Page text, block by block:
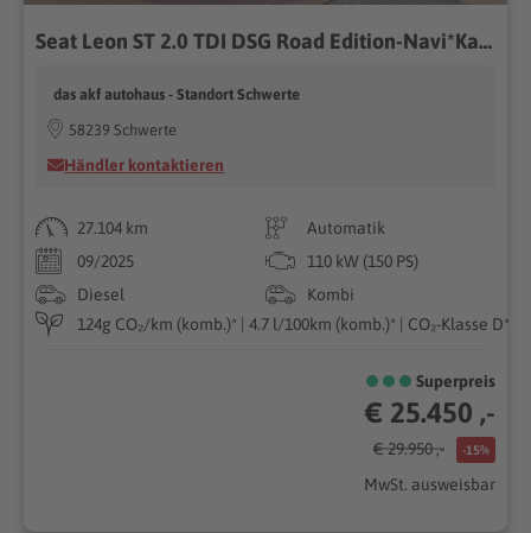
Seat Leon ST 2.0 TDI DSG Road Edition-Navi*Kamera*ACC
das akf autohaus - Standort Schwerte
58239 Schwerte
Händler kontaktieren
27.104 km
Automatik
09/2025
110 kW (150 PS)
Diesel
Kombi
124g CO₂/km (komb.)* | 4.7 l/100km (komb.)* | CO₂-Klasse D*
Superpreis
€ 25.450 ,-
€ 29.950 ,- -15%
MwSt. ausweisbar